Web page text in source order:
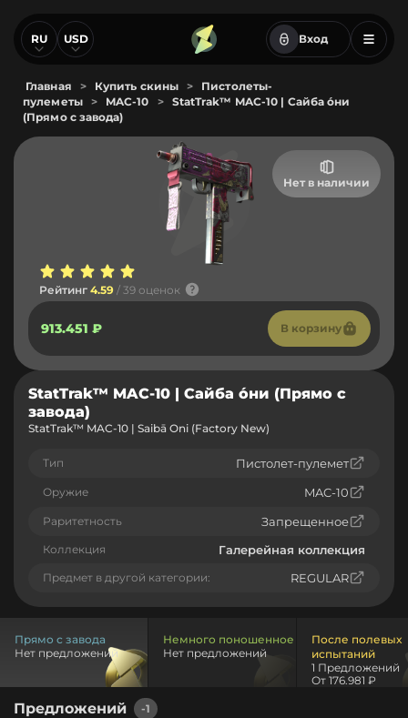
RU USD Вход
Главная > Купить скины >
Пистолеты-
пулеметы
> MAC-10 >
StatTrak™ MAC-10 | Сайба о́ни
(Прямо с завода)
Нет в наличии
Рейтинг 4.59 / 39 оценок
913.451 ₽ В корзину
StatTrak™ MAC-10 | Сайба о́ни (Прямо с
завода)
StatTrak™ MAC-10 | Saibā Oni (Factory New)
Тип Пистолет-пулемет
Оружие MAC-10
Раритетность Запрещенное
Коллекция Галерейная коллекция
Предмет в другой категории: REGULAR
Прямо с завода
Нет предложений
Немного поношенное
Нет предложений
После полевых
испытаний
1 Предложений
От 176.981 ₽
Предложений -1